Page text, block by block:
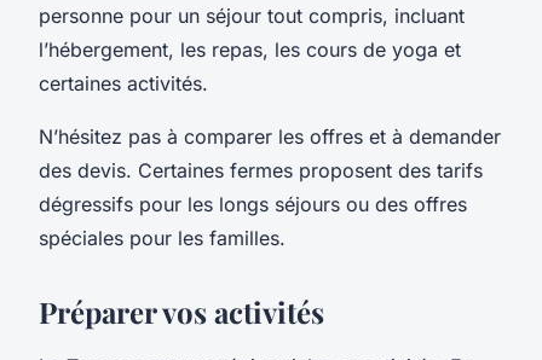
personne pour un séjour tout compris, incluant
l’hébergement, les repas, les cours de yoga et
certaines activités.
N’hésitez pas à comparer les offres et à demander
des devis. Certaines fermes proposent des tarifs
dégressifs pour les longs séjours ou des offres
spéciales pour les familles.
Préparer vos activités